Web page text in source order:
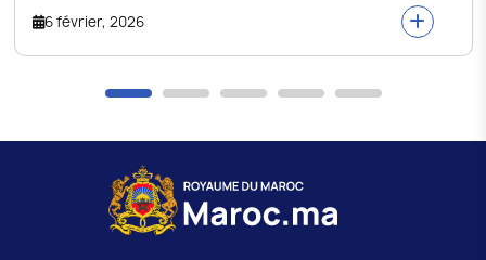
6 février, 2026